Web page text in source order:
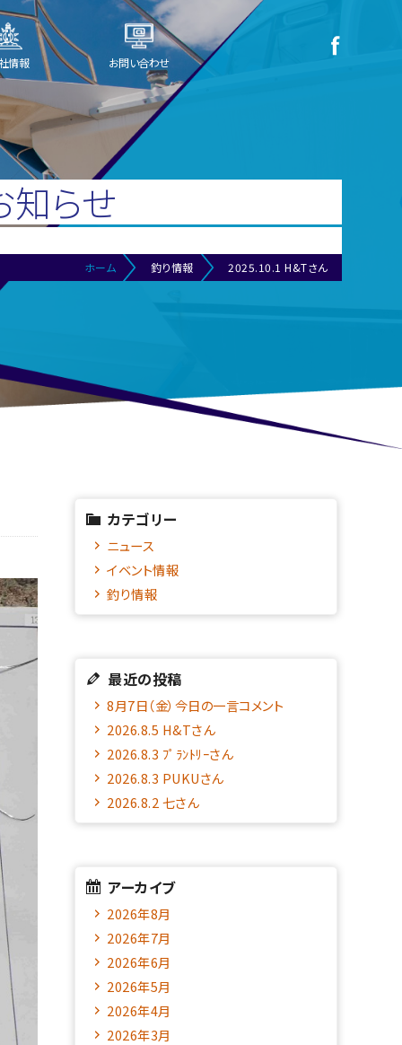
情報 お問い合わせ
知らせ
ホーム 釣り情報 2025.10.1 H&Tさん
カテゴリー
ニュース
イベント情報
釣り情報
最近の投稿
8月7日（金）今日の一言コメント
2026.8.5 H&Tさん
2026.8.3 ﾌﾟﾗﾝﾄﾘｰさん
2026.8.3 PUKUさん
2026.8.2 七さん
アーカイブ
2026年8月
2026年7月
2026年6月
2026年5月
2026年4月
2026年3月